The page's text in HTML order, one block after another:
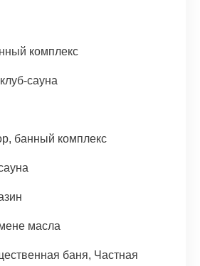
комплекс
сауна
банный комплекс
масла
баня, Частная